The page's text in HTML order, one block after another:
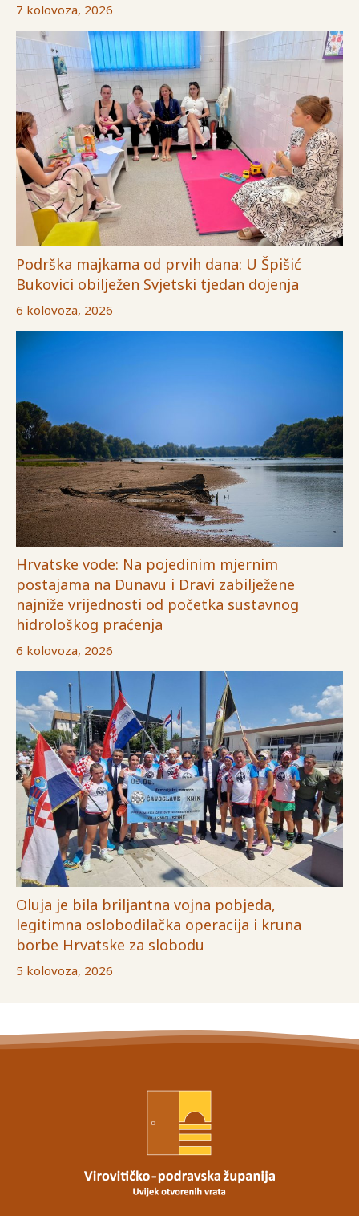
7 kolovoza, 2026
Podrška majkama od prvih dana: U Špišić
Bukovici obilježen Svjetski tjedan dojenja
6 kolovoza, 2026
Hrvatske vode: Na pojedinim mjernim
postajama na Dunavu i Dravi zabilježene
najniže vrijednosti od početka sustavnog
hidrološkog praćenja
6 kolovoza, 2026
Oluja je bila briljantna vojna pobjeda,
legitimna oslobodilačka operacija i kruna
borbe Hrvatske za slobodu
5 kolovoza, 2026